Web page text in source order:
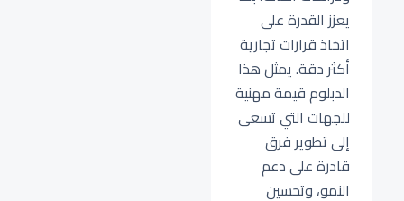
يعزز القدرة على
اتخاذ قرارات تجارية
أكثر دقة. يمثل هذا
الدبلوم قيمة مهنية
للجهات التي تسعى
إلى تطوير فرق
قادرة على دعم
النمو، وتحسين